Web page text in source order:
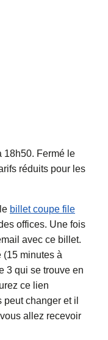
18h50. Fermé le
réduits pour les
billet coupe file
offices. Une fois
avec ce billet.
(15 minutes à
3 qui se trouve en
ce lien
changer et il
allez recevoir